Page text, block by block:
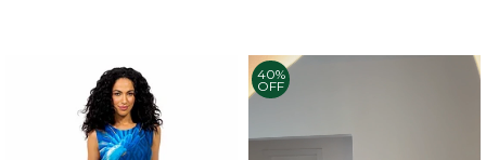
40%
OFF